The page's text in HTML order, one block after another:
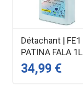
Détachant | FE1
PATINA FALA 1L
34,99 €